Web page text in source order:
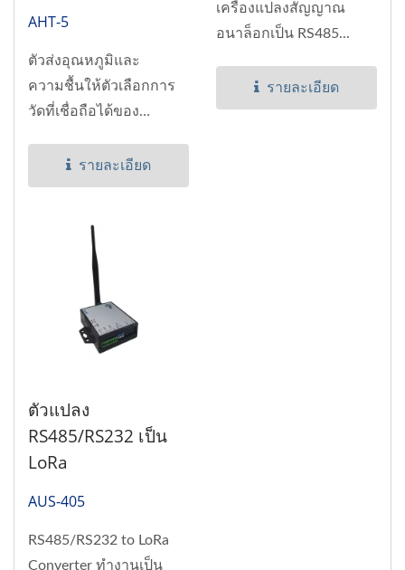
AHT-5
ตัวส่งอุณหภูมิและ
ความชื้นให้ตัวเลือกการ
วัดที่เชื่อถือได้ของ
รายละเอียด
เครื่องแปลงสัญญาณ
อนาล็อกเป็น RS485...
รายละเอียด
ตัวแปลง
RS485/RS232 เป็น
LoRa
AUS-405
RS485/RS232 to LoRa
Converter ทำงานเป็น